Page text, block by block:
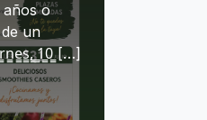
años o
un
̳1̳0̳ […]